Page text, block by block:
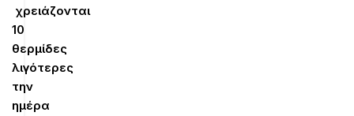
χρειάζονται
10
θερμίδες
λιγότερες
την
ημέρα